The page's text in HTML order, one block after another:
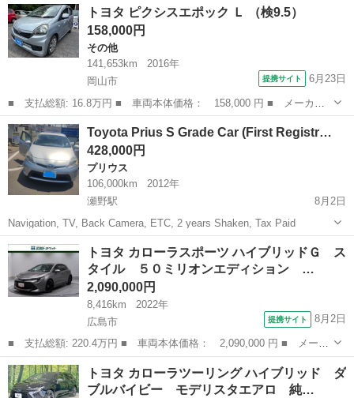
み 🔴 エンジン：1800cc 🔴 ガソリン・電気（ハイブリッド...
広島 東広島市 西条駅
トヨタ ピクシスエポック Ｌ （検9.5）
158,000円
その他
141,653km
2016年
岡山市
提携サイト 6月23日
■ 支払総額: 16.8万円 ■ 車両本体価格： 158,000 円 ■ メーカー
名： トヨタ ■ 車種名： ピクシスエポック ■ グレード名： Ｌ
■ 排気量： 660cc ■ ドア枚数： 5D ■ ミッション： CVT...
岡山 岡山市
Toyota Prius S Grade Car (First Registr…
428,000円
プリウス
106,000km
2012年
瀬野駅
8月2日
Navigation, TV, Back Camera, ETC, 2 years Shaken, Tax Paid
広島 東広島市 瀬野駅 プリウス
トヨタ カローラスポーツ ハイブリッドＧ ス
タイル ５０ミリオンエディション …
2,090,000円
8,416km
2022年
広島市
提携サイト 8月2日
■ 支払総額: 220.4万円 ■ 車両本体価格： 2,090,000 円 ■ メーカ
ー名： トヨタ ■ 車種名： カローラスポーツ ■ グレード名：
ハイブリッドＧ スタイル ５０ミリオンエディション フルセグ
メモリー...
広島 広島市 トヨタ
トヨタ カローラツーリング ハイブリッド ダ
ブルバイビー モデリスタエアロ 純…